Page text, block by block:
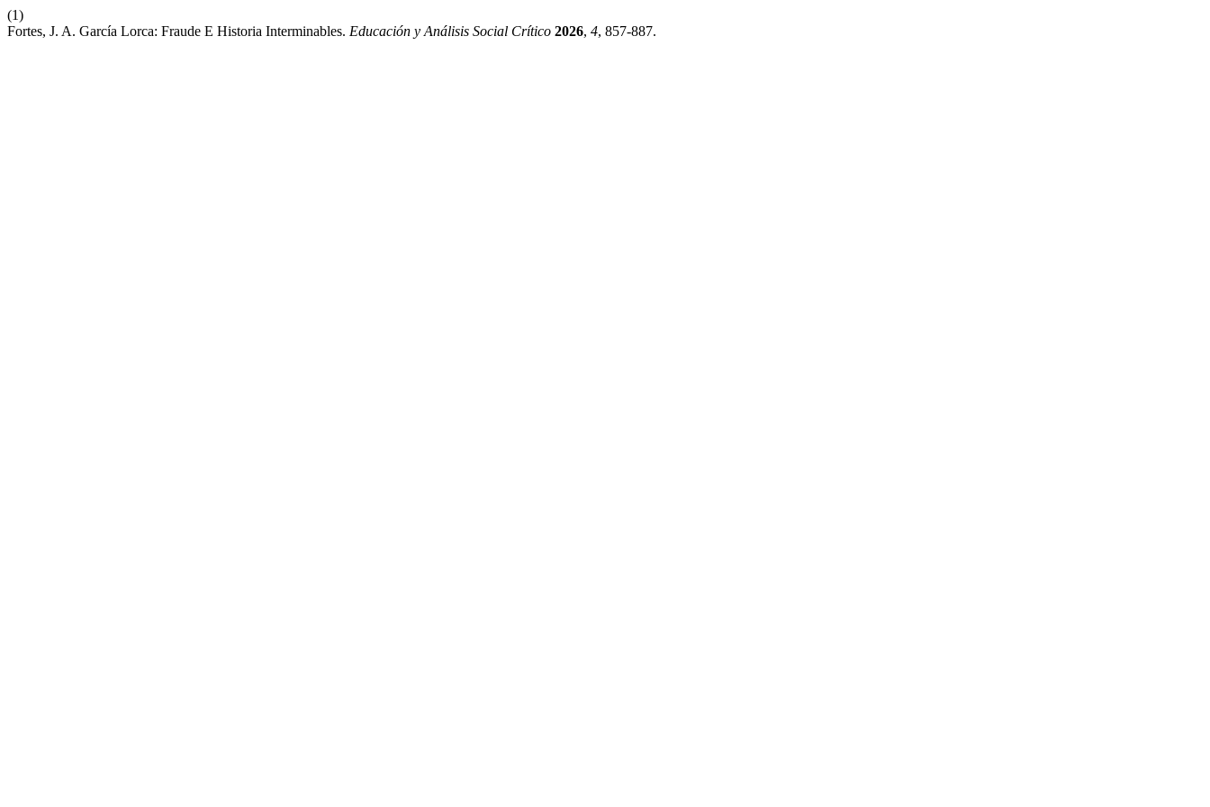
(1)
Fortes, J. A. García Lorca: Fraude E Historia Interminables. Educación y Análisis Social Crítico 2026, 4, 857-887.